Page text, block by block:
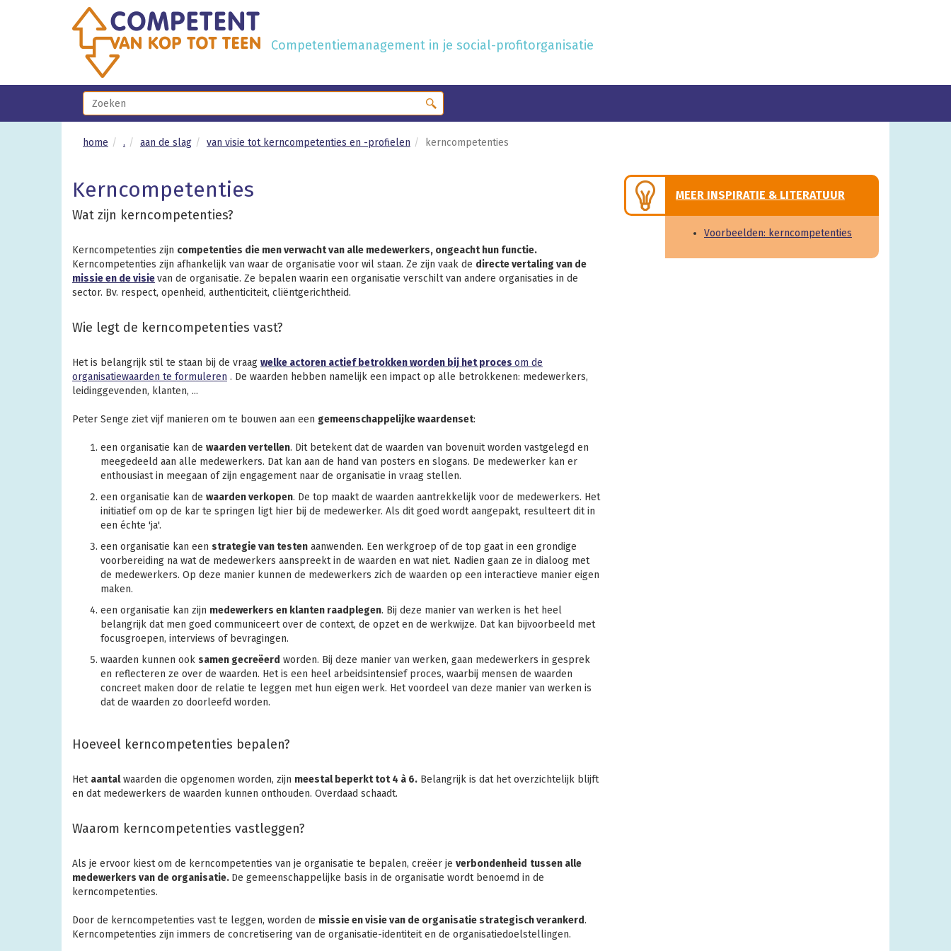
Competentiemanagement in je social-profitorganisatie
home . aan de slag van visie tot kerncompetenties en -profielen kerncompetenties
Kerncompetenties
Wat zijn kerncompetenties?
Kerncompetenties zijn competenties die men verwacht van alle medewerkers, ongeacht hun functie.
Kerncompetenties zijn afhankelijk van waar de organisatie voor wil staan. Ze zijn vaak de directe vertaling van de
missie en de visievan de organisatie. Ze bepalen waarin een organisatie verschilt van andere organisaties in de
sector. Bv. respect, openheid, authenticiteit, cliëntgerichtheid.
Wie legt de kerncompetenties vast?
Het is belangrijk stil te staan bij de vraag welke actoren actief betrokken worden bij het proces om de
organisatiewaarden te formuleren . De waarden hebben namelijk een impact op alle betrokkenen: medewerkers,
leidinggevenden, klanten, ...
Peter Senge ziet vijf manieren om te bouwen aan een gemeenschappelijke waardenset:
een organisatie kan de waarden vertellen. Dit betekent dat de waarden van bovenuit worden vastgelegd en
meegedeeld aan alle medewerkers. Dat kan aan de hand van posters en slogans. De medewerker kan er
enthousiast in meegaan of zijn engagement naar de organisatie in vraag stellen.
een organisatie kan de waarden verkopen. De top maakt de waarden aantrekkelijk voor de medewerkers. Het
initiatief om op de kar te springen ligt hier bij de medewerker. Als dit goed wordt aangepakt, resulteert dit in
een échte 'ja'.
een organisatie kan een strategie van testen aanwenden. Een werkgroep of de top gaat in een grondige
voorbereiding na wat de medewerkers aanspreekt in de waarden en wat niet. Nadien gaan ze in dialoog met
de medewerkers. Op deze manier kunnen de medewerkers zich de waarden op een interactieve manier eigen
maken.
een organisatie kan zijn medewerkers en klanten raadplegen. Bij deze manier van werken is het heel
belangrijk dat men goed communiceert over de context, de opzet en de werkwijze. Dat kan bijvoorbeeld met
focusgroepen, interviews of bevragingen.
waarden kunnen ook samen gecreëerd worden. Bij deze manier van werken, gaan medewerkers in gesprek
en reflecteren ze over de waarden. Het is een heel arbeidsintensief proces, waarbij mensen de waarden
concreet maken door de relatie te leggen met hun eigen werk. Het voordeel van deze manier van werken is
dat de waarden zo doorleefd worden.
Hoeveel kerncompetenties bepalen?
Het aantalwaarden die opgenomen worden, zijn meestal beperkt tot 4 à 6. Belangrijk is dat het overzichtelijk blijft
en dat medewerkers de waarden kunnen onthouden. Overdaad schaadt.
Waarom kerncompetenties vastleggen?
Als je ervoor kiest om de kerncompetenties van je organisatie te bepalen, creëer je verbondenheid tussen alle
medewerkers van de organisatie. De gemeenschappelijke basis in de organisatie wordt benoemd in de
kerncompetenties.
Door de kerncompetenties vast te leggen, worden de missie en visie van de organisatie strategisch verankerd.
Kerncompetenties zijn immers de concretisering van de organisatie-identiteit en de organisatiedoelstellingen.
MEER INSPIRATIE & LITERATUUR
Voorbeelden: kerncompetenties